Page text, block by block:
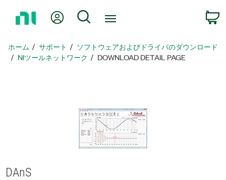
ペ
ー
Myアカウント
検索
ホーム サポート
ソフトウェアおよびドライバのダウンロード
NIツールネットワーク
DOWNLOAD DETAIL PAGE
DAnS